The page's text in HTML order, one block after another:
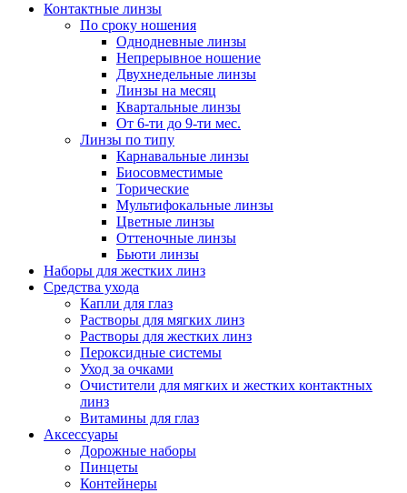
Контактные линзы
По сроку ношения
Однодневные линзы
Непрерывное ношение
Двухнедельные линзы
Линзы на месяц
Квартальные линзы
От 6-ти до 9-ти мес.
Линзы по типу
Карнавальные линзы
Биосовместимые
Торические
Мультифокальные линзы
Цветные линзы
Оттеночные линзы
Бьюти линзы
Наборы для жестких линз
Средства ухода
Капли для глаз
Растворы для мягких линз
Растворы для жестких линз
Пероксидные системы
Уход за очками
Очистители для мягких и жестких контактных
линз
Витамины для глаз
Аксессуары
Дорожные наборы
Пинцеты
Контейнеры